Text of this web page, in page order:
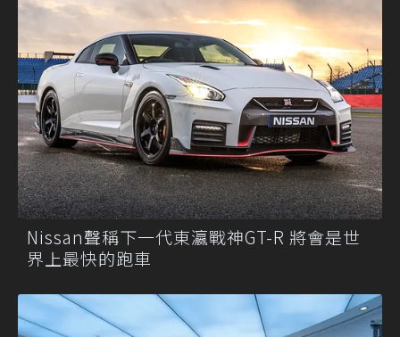
Nissan聲稱下一代東瀛戰神GT-R 將會是世
界上最快的跑車